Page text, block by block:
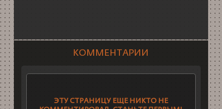
КОММЕНТАРИИ
ЭТУ СТРАНИЦУ ЕЩЕ НИКТО НЕ